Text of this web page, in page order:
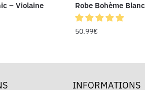
– Violaine Robe Bohème
50.99€
INFORMATIONS